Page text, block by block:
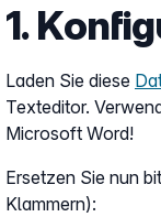
1.
Laden Sie diese
Texteditor.
Microsoft Word!
Ersetzen Sie nun
Klammern):